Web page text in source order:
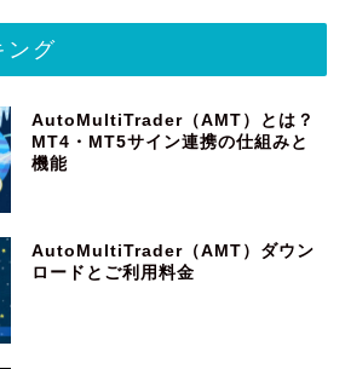
ング
AutoMultiTrader（AMT）とは？
MT4・MT5サイン連携の仕組みと
機能
AutoMultiTrader（AMT）ダウン
ロードとご利用料金